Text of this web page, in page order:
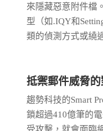
來隱藏惡意附件檔
型（如.IQY和
類的偵測方式或繞
抵禦郵件威脅的
趨勢科技的Smart
鎖超過410億筆的